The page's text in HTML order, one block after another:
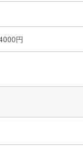
円
】牛タン居酒屋キ